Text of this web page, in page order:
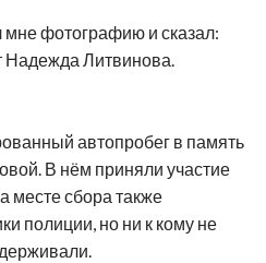
фотографию и сказал:
Надежда Литвинова.
автопробег в память
В нём приняли участие
месте сбора также
полиции, но ни к кому не